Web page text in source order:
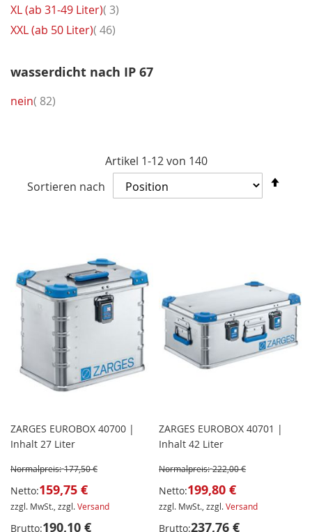
Artikel 1-12von 140
Sortieren nach
ZARGES EUROBOX 40700 |
Inhalt 27 Liter
Normalpreis: 177,50 €
Netto:159,75 €
zzgl. MwSt., zzgl.Versand
Brutto:190,10 €
ZARGES EUROBOX 40701 |
Inhalt 42 Liter
Normalpreis: 222,00 €
Netto:199,80 €
zzgl. MwSt., zzgl.Versand
Brutto:237,76 €
XL (ab 31-49 Liter) 3Artikel
XXL (ab 50 Liter) 46Artikel
wasserdicht nach IP 67
nein 82Artikel